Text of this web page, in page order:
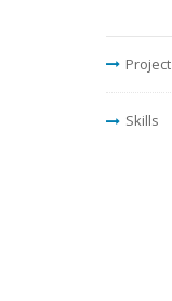
Project
Skills